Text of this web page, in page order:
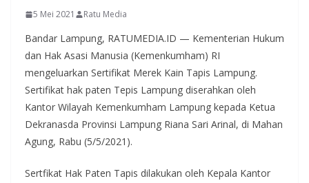
5 Mei 2021 Ratu Media
Bandar Lampung, RATUMEDIA.ID — Kementerian Hukum
dan Hak Asasi Manusia (Kemenkumham) RI
mengeluarkan Sertifikat Merek Kain Tapis Lampung.
Sertifikat hak paten Tepis Lampung diserahkan oleh
Kantor Wilayah Kemenkumham Lampung kepada Ketua
Dekranasda Provinsi Lampung Riana Sari Arinal, di Mahan
Agung, Rabu (5/5/2021).
Sertfikat Hak Paten Tapis dilakukan oleh Kepala Kantor